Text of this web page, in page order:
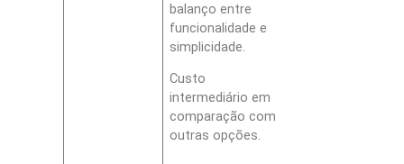
balanço entre
funcionalidade e
simplicidade.
Custo
intermediário em
comparação com
outras opções.